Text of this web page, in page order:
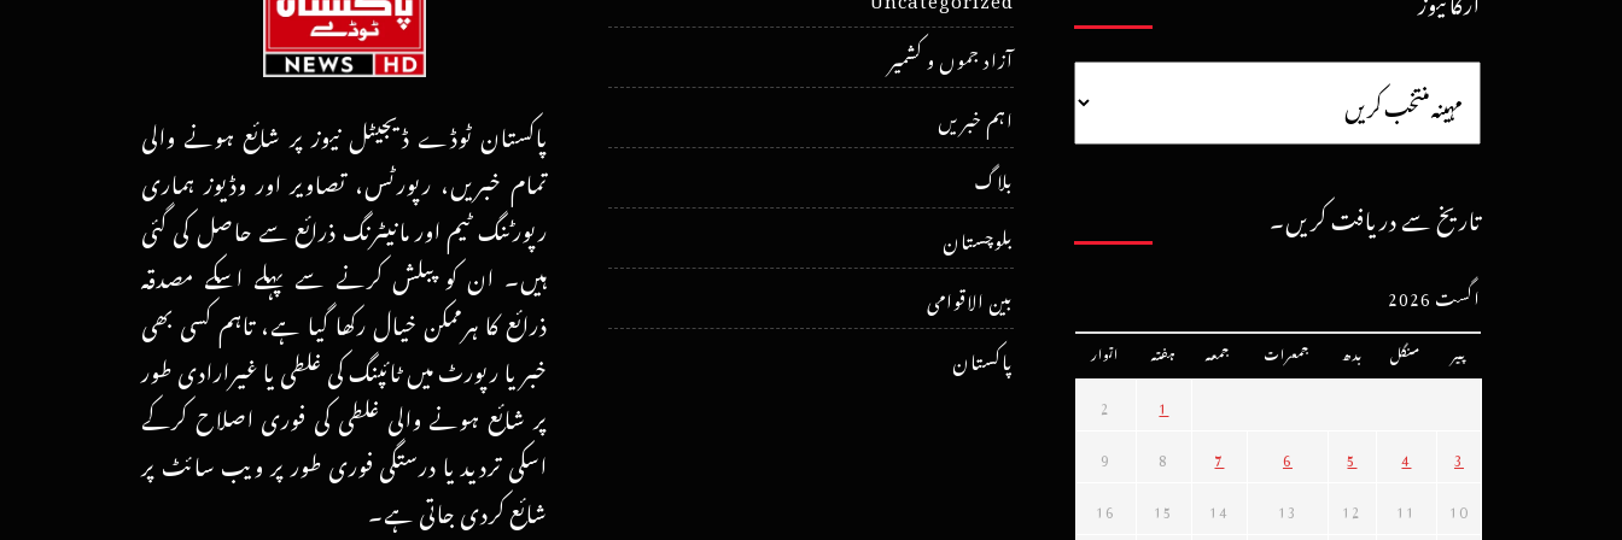
پاکستان ٹوڈے ڈیجیٹل نیوز پر شائع ہونے والی
تمام خبریں، رپورٹس، تصاویر اور وڈیوز ہماری
رپورٹنگ ٹیم اور مانیٹرنگ ذرائع سے حاصل کی گئی
ہیں۔ ان کو پبلش کرنے سے پہلے اسکے مصدقہ
ذرائع کا ہرممکن خیال رکھا گیا ہے، تاہم کسی بھی
خبر یا رپورٹ میں ٹائپنگ کی غلطی یا غیرارادی طور
پر شائع ہونے والی غلطی کی فوری اصلاح کرکے
اسکی تردید یا درستگی فوری طور پر ویب سائٹ پر
شائع کردی جاتی ہے۔
آزاد جموں و کشمیر
اہم خبریں
بلاگ
بلوچستان
بین الاقوامی
پاکستان
تاریخ سے دریافت کریں۔
اگست 2026
پیر منگل بدھ جمعرات جمعہ ہفتہ اتوار
1
2
3
4
5
6
7
8
9
10
11
12
13
14
15
16